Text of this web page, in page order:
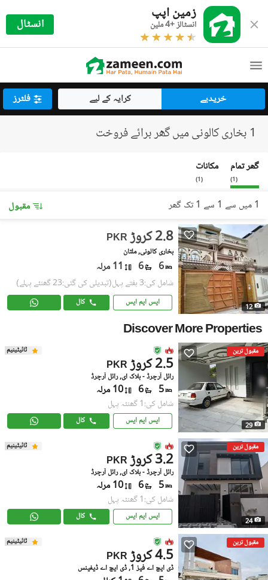
زمین اپپ
انسٹالز +4 ملین انسٹال
خریدیے کرایہ کے لیے فلٹرز
1 بخاری کالونی میں گھر برائے فروخت
گھر تمام
(
1
)
مکانات
(
1
)
1 میں سے 1 سے 1 تک گھر مقبول
12
PKR 2.8 کروڑ
بخاری کالونی, ملتان
6
6 11 مرلہ
شامل کی:3 ہفتے پہل (تبدیلی کی گئی:23 گھنٹے پہلے)
ایس ایم ایس کال
Discover More Properties
مقبول ترین
29
ٹائیٹینیم
PKR 2.5 کروڑ
رائل آرچرڈ - بلاک ای, رائل آرچرڈ
5
6 10 مرلہ
شامل کی:1 گھنٹہ پہل
ایس ایم ایس کال
مقبول ترین
24
ٹائیٹینیم
PKR 3.2 کروڑ
رائل آرچرڈ - بلاک ای, رائل آرچرڈ
5
6 10 مرلہ
شامل کی:1 گھنٹہ پہل
ایس ایم ایس کال
مقبول ترین ٹائیٹینیم
PKR 4.5 کروڑ
ڈی ایچ اے فیز 1, ڈی ایچ اے ڈیفینس